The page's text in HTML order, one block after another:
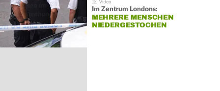
Im Zentrum Londons:
MEHRERE MENSCHEN
NIEDERGESTOCHEN